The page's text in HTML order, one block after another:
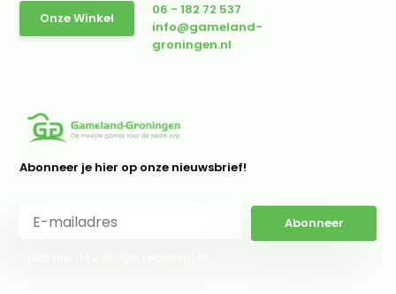
Onze Winkel
06 - 182 72 537
info@gameland-
groningen.nl
Abonneer je hier op onze nieuwsbrief!
Abonneer